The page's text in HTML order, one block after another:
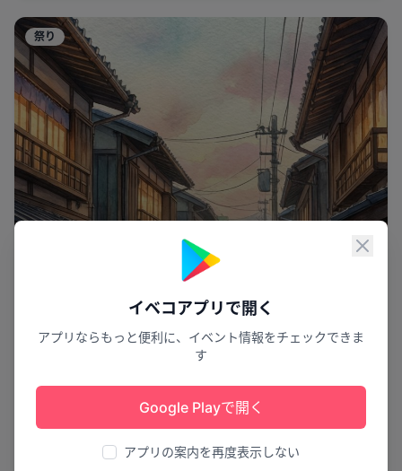
閉じ
イベコアプリで開く
アプリならもっと便利に、イベント情報をチェックできま
す
Google Playで開く
アプリの案内を再度表示しない
祭り
踊る町並みの魔法